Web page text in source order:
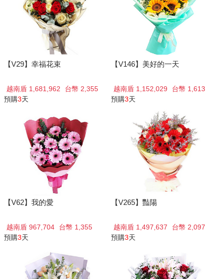
【V29】幸福花束
越南盾 1,681,962
台幣 2,355
預購3天
【V146】美好的一天
越南盾 1,152,029
台幣 1,613
預購3天
【V62】我的愛
越南盾 967,704
台幣 1,355
預購3天
【V265】豔陽
越南盾 1,497,637
台幣 2,097
預購3天